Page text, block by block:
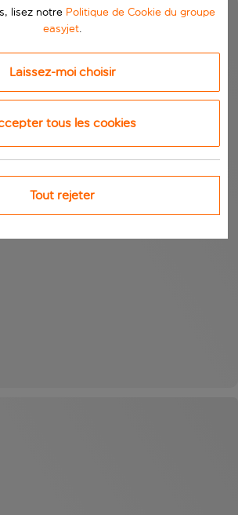
lisez notre Politique de Cookie du groupe
easyjet.
Laissez-moi choisir
tous les cookies
Tout rejeter